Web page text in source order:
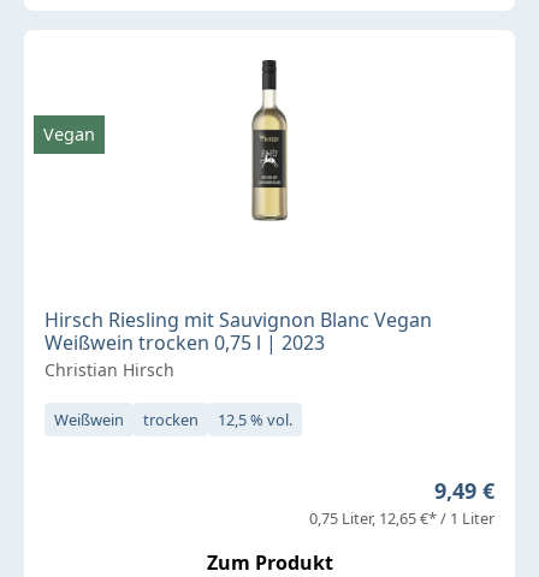
Hirsch Riesling mit Sauvignon Blanc Vegan
Weißwein trocken 0,75 l | 2023
Christian Hirsch
Weißwein trocken 12,5 % vol.
Regulärer
9,49 €
0,75 Liter 12,65 €* / 1 Liter
Zum Produkt
Vegan